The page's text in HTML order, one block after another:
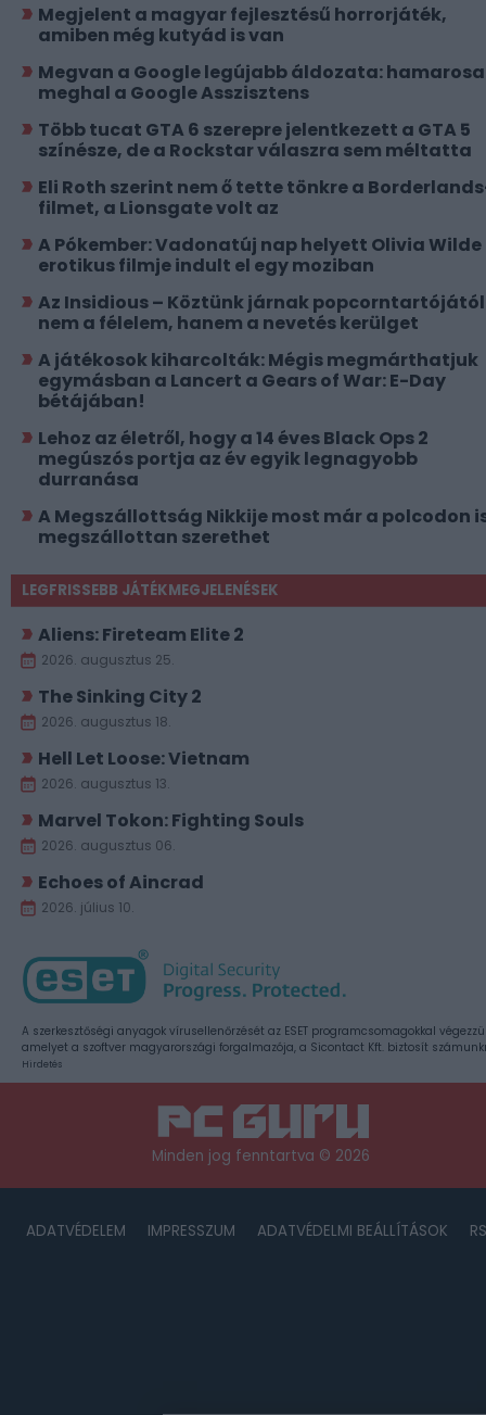
Megjelent a magyar fejlesztésű horrorjáték,
amiben még kutyád is van
Megvan a Google legújabb áldozata:
meghal a Google Asszisztens
Több tucat GTA 6 szerepre jelentkezett a GTA 5
színésze, de a Rockstar válaszra sem méltatta
Eli Roth szerint nem ő tette tönkre a
filmet, a Lionsgate volt az
A Pókember: Vadonatúj nap helyett Olivia Wilde
erotikus filmje indult el egy moziban
Az Insidious – Köztünk járnak popcorntartójától
nem a félelem, hanem a nevetés kerülget
A játékosok kiharcolták: Mégis megmárthatjuk
egymásban a Lancert a Gears of War: E-Day
bétájában!
Lehoz az életről, hogy a 14 éves Black Ops 2
megúszós portja az év egyik legnagyobb
durranása
A Megszállottság Nikkije most már a polcodon
megszállottan szerethet
LEGFRISSEBB JÁTÉKMEGJELENÉSEK
Aliens: Fireteam Elite 2
2026. augusztus 25.
The Sinking City 2
2026. augusztus 18.
Hell Let Loose: Vietnam
2026. augusztus 13.
Marvel Tokon: Fighting Souls
2026. augusztus 06.
Echoes of Aincrad
2026. július 10.
A szerkesztőségi anyagok vírusellenőrzését az ESET programcsomagokkal
amelyet a szoftver magyarországi forgalmazója, a Sicontact Kft. biztosít
Hirdetés
Minden jog fenntartva © 2026
ADATVÉDELEM IMPRESSZUM ADATVÉDELMI BEÁLLÍTÁSOK